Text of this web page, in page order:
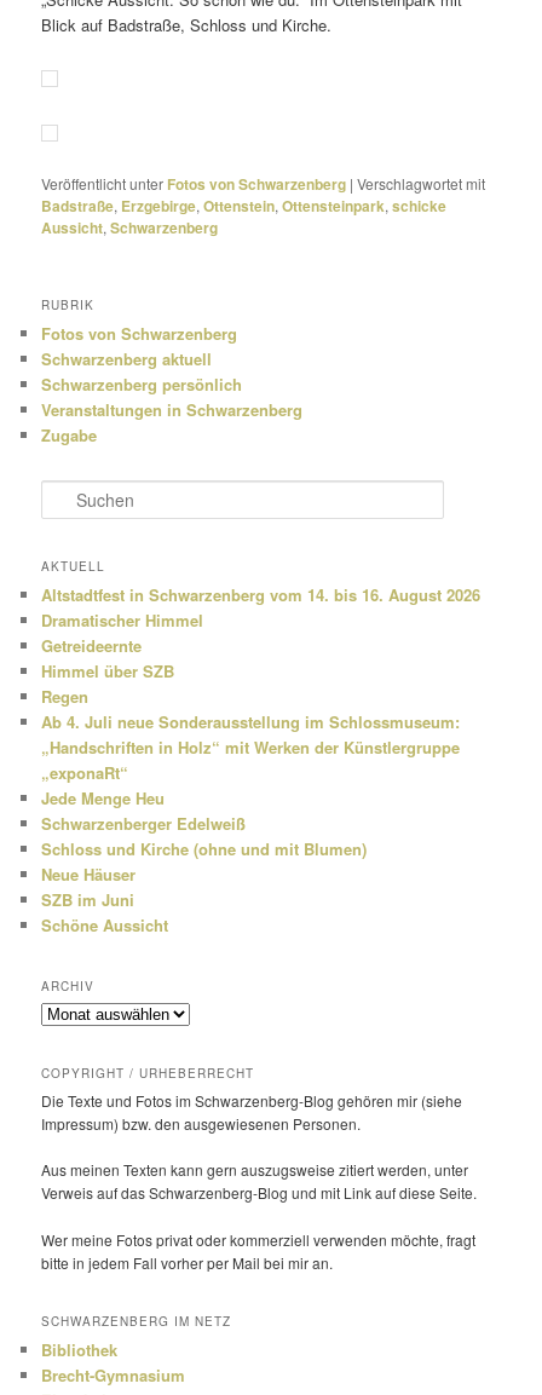
Blick auf Badstraße, Schloss und Kirche.
Veröffentlicht unter Fotos von Schwarzenberg |Verschlagwortet mit
Badstraße, Erzgebirge,Ottenstein,Ottensteinpark,schicke
Aussicht,Schwarzenberg
RUBRIK
Fotos von Schwarzenberg
Schwarzenberg aktuell
Schwarzenberg persönlich
Veranstaltungen in Schwarzenberg
Zugabe
u
h
n
AKTUELL
Altstadtfest in Schwarzenberg vom 14. bis 16. August 2026
Dramatischer Himmel
Getreideernte
Himmel über SZB
Regen
Ab 4. Juli neue Sonderausstellung im Schlossmuseum:
„Handschriften in Holz“ mit Werken der Künstlergruppe
„exponaRt“
Jede Menge Heu
Schwarzenberger Edelweiß
Schloss und Kirche (ohne und mit Blumen)
Neue Häuser
SZB im Juni
Schöne Aussicht
ARCHIV
Archiv
COPYRIGHT / URHEBERRECHT
Die Texte und Fotos im Schwarzenberg-Blog gehören mir (siehe
Impressum) bzw. den ausge­wie­senen Personen.
Aus meinen Texten kann gern auszugs­weise zitiert werden, unter
Verweis auf das Schwarzenberg-Blog und mit Link auf diese Seite.
Wer meine Fotos privat oder kommer­ziell verwenden möchte, fragt
bitte in jedem Fall vorher per Mail bei mir an.
SCHWARZENBERG IM NETZ
Bibliothek
Brecht-Gymnasium